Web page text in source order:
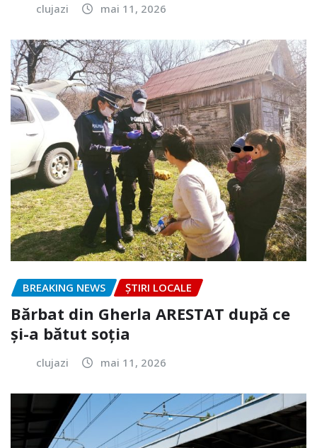
clujazi mai 11, 2026
BREAKING NEWS ȘTIRI LOCALE
Bărbat din Gherla ARESTAT după ce
și-a bătut soția
clujazi mai 11, 2026